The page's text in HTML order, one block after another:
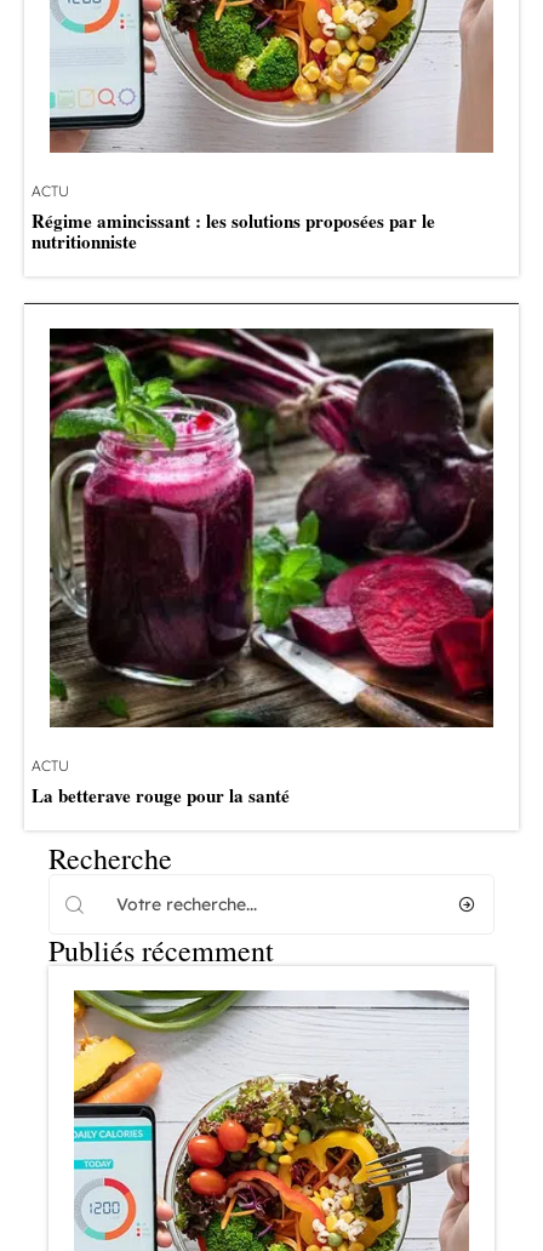
ACTU
Régime amincissant : les solutions proposées par le
nutritionniste
ACTU
La betterave rouge pour la santé
Recherche
Publiés récemment